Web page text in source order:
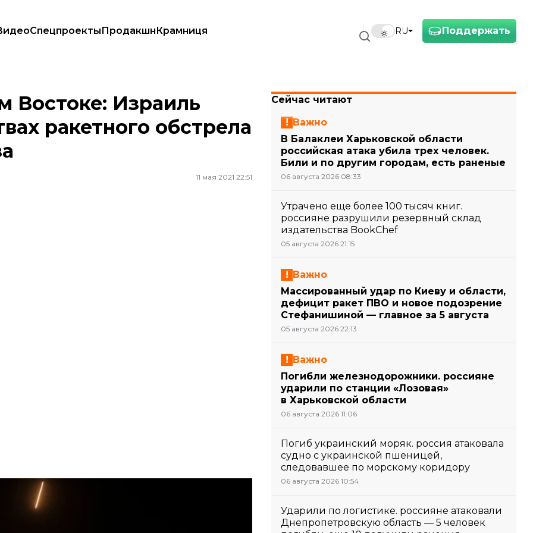
Поддержать
RU
СпецпроектыПродакшнКрамниця
ракетного обстрела со стороны Сектора Газа
Востоке: Израиль
ракетного обстрела
11 мая 2021 22:51
сектора Газа. 11 мая 2021
Сейчас читают
Важно
В Балаклеи Харьковской области
российская атака убила трех человек.
Били и по другим городам, есть раненые
06 августа 2026 08:33
Утрачено еще более 100 тысяч книг.
россияне разрушили резервный склад
издательства BookChef
05 августа 2026 21:15
Важно
Массированный удар по Киеву и области,
дефицит ракет ПВО и новое подозрение
Стефанишиной — главное за 5 августа
05 августа 2026 22:13
Важно
Погибли железнодорожники. россияне
ударили по станции «Лозовая»
в Харьковской области
06 августа 2026 11:06
Погиб украинский моряк. россия атаковала
судно с украинской пшеницей,
следовавшее по морскому коридору
06 августа 2026 10:54
Ударили по логистике. россияне атаковали
Днепропетровскую область — 5 человек